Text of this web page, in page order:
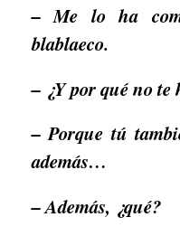
– Me lo ha
blablaeco.
– ¿Y por qué no te
– Porque tú
además…
– Además, ¿qué?